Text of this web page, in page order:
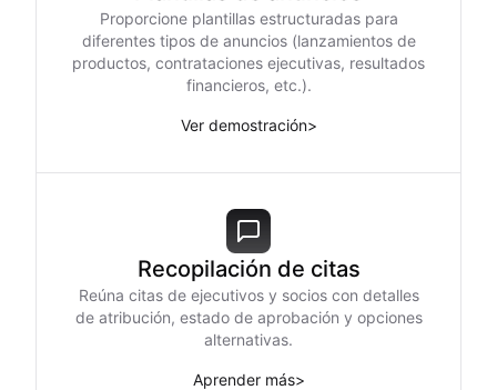
Proporcione plantillas estructuradas para
diferentes tipos de anuncios (lanzamientos de
productos, contrataciones ejecutivas, resultados
financieros, etc.).
Ver demostración>
Recopilación de citas
Reúna citas de ejecutivos y socios con detalles
de atribución, estado de aprobación y opciones
alternativas.
Aprender más>